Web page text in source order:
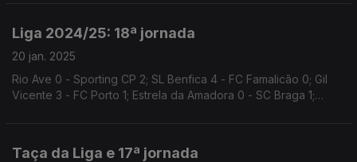
Liga 2024/25: 18ª jornada
20 jan. 2025
Rio Ave 0 - Sporting CP 2; SL Benfica 4 - FC Famalicão 0; Gil
Vicente 3 - FC Porto 1; Estrela da Amadora 0 - SC Braga 1;
Taça da Liga e 17ª jornada